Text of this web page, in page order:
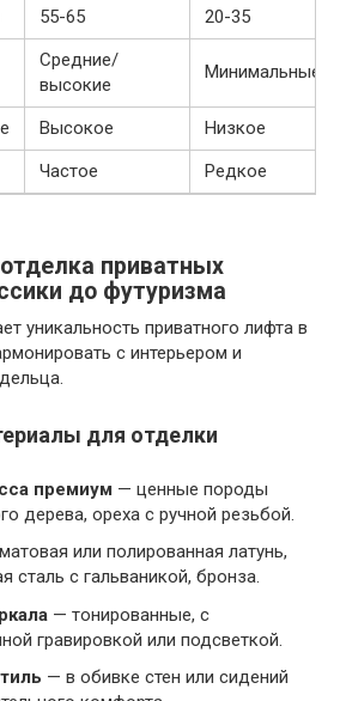
55-65 20-35
Средние/
высокие
Минимальные
Высокое
Низкое
Частое Редкое
приватных
до футуризма
уникальность приватного лифта в
с интерьером и
для отделки
премиум — ценные породы
дерева, ореха с ручной резьбой.
или полированная латунь,
сталь с гальваникой, бронза.
— тонированные, с
гравировкой или подсветкой.
— в обивке стен или сидений